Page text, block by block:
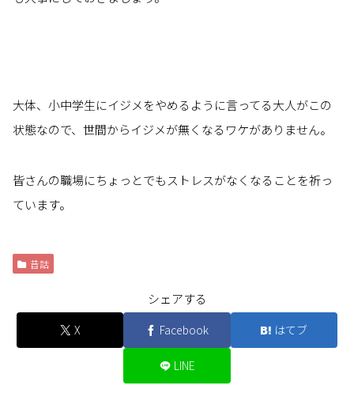
大体、小中学生にイジメをやめるように言ってる大人がこの
状態なので、世間からイジメが無くなるワケがありません。
皆さんの職場にちょっとでもストレスがなくなることを祈っ
ています。
昔話
シェアする
X Facebook はてブ
LINE